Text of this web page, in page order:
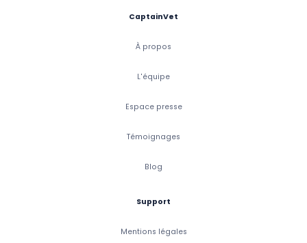
CaptainVet
À propos
L'équipe
Espace presse
Témoignages
Blog
Support
Mentions légales